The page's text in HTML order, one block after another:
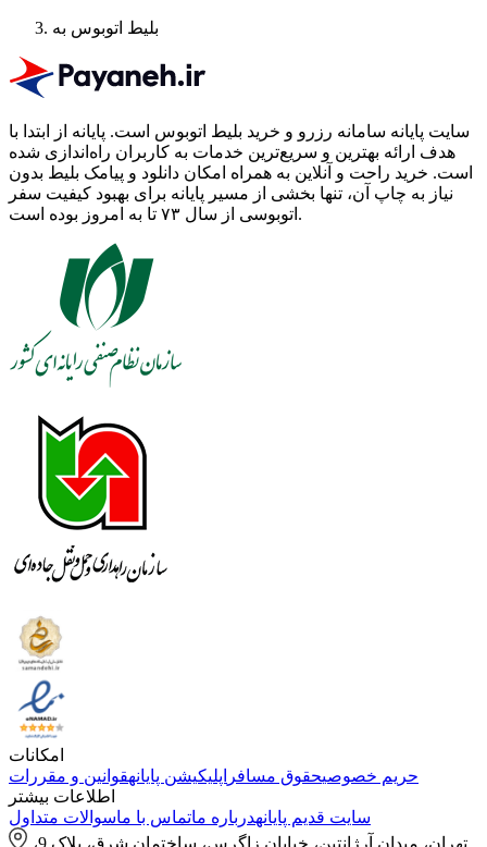
بلیط اتوبوس به
سایت پایانه سامانه رزرو و خرید بلیط اتوبوس است. پایانه از ابتدا با
هدف ارائه بهترین و سریع‌ترین خدمات به کاربران راه‌اندازی شده
است. خرید راحت و آنلاین به همراه امکان دانلود و پیامک بلیط بدون
نیاز به چاپ آن، تنها بخشی از مسیر پایانه برای بهبود کیفیت سفر
اتوبوسی از سال ۷۳ تا به امروز بوده است.
امکانات
حریم خصوصیحقوق مسافر اپلیکیشن پایانهقوانین و مقررات
اطلاعات بیشتر
سایت قدیم پایانهدرباره ماتماس با ماسوالات متداول